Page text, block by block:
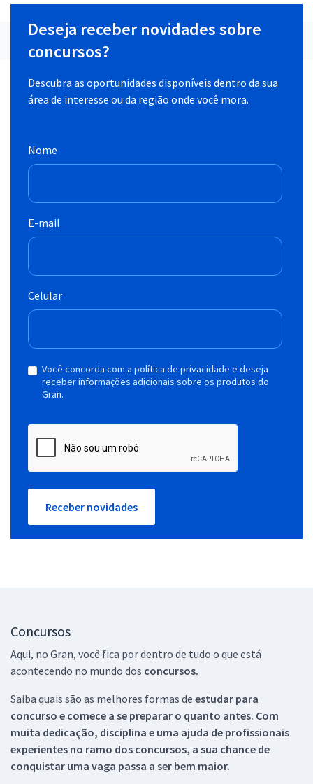
Deseja receber novidades sobre
concursos?
Descubra as oportunidades disponíveis dentro da sua
área de interesse ou da região onde você mora.
Nome
E-mail
Celular
Você concorda com a política de privacidade e deseja
receber informações adicionais sobre os produtos do
Gran.
Receber novidades
Concursos
Aqui, no Gran, você fica por dentro de tudo o que está
acontecendo no mundo dos concursos.
Saiba quais são as melhores formas de estudar para
concurso e comece a se preparar o quanto antes. Com
muita dedicação, disciplina e uma ajuda de profissionais
experientes no ramo dos concursos, a sua chance de
conquistar uma vaga passa a ser bem maior.